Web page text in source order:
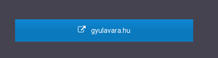
gyulavara.hu